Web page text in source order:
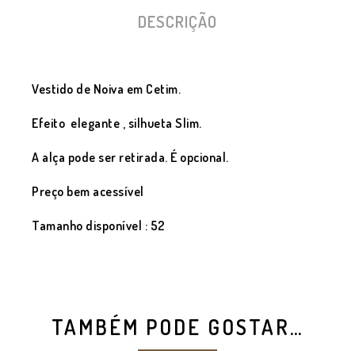
DESCRIÇÃO
Vestido de Noiva em Cetim.
Efeito elegante , silhueta Slim.
A alça pode ser retirada. É opcional.
Preço bem acessível
Tamanho disponível : 52
TAMBÉM PODE GOSTAR…